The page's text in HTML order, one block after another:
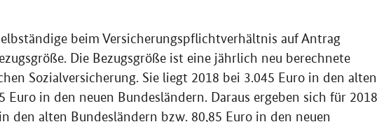
beim Versicherungspflichtverhältnis auf Antrag
Die Bezugsgröße ist eine jährlich neu berechnete
Sozialversicherung. Sie liegt 2018 bei 3.045 Euro in den alten
Euro in den neuen Bundesländern. Daraus ergeben sich für 2018
den alten Bundesländern bzw. 80,85 Euro in den neuen